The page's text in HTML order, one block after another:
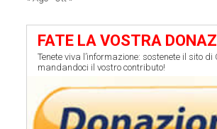
FATE LA VOSTRA
Tenete viva l’informazione: sostenete il sito
mandandoci il vostro contributo!